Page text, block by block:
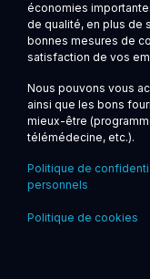
économies
de qualité, en plus de
bonnes mesures de
satisfaction de vos
Nous pouvons vous
ainsi que les bons
mieux-être
télémédecine, etc.).
Politique de
personnels
Politique de cookies